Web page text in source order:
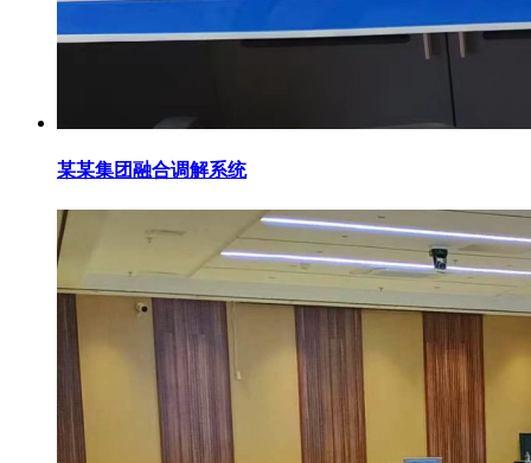
某某集团融合调解系统